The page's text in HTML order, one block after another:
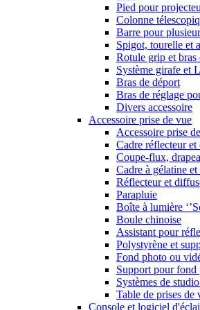
Pied pour
Colonne
Barre pour
Spigot, tourelle et
Rotule grip et bras
Système girafe et
Bras de déport
Bras de réglage
Divers accessoire
Accessoire prise de vue
Accessoire prise
Cadre réflecteur
Coupe-flux,
Cadre à gélatine
Réflecteur et
Parapluie
Boîte à lumière
Boule chinoise
Assistant pour
Polystyrène et
Fond photo ou
Support pour
Systèmes de
Table de prises de
Console et logiciel